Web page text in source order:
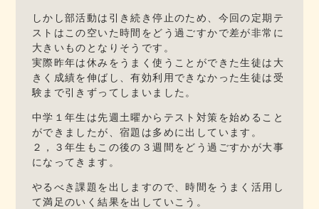
しかし部活動は引き続き停止のため、今回の定期テ
ストはこの空いた時間をどう過ごすかで差が非常に
大きいものとなりそうです。
実際昨年は休みをうまく使うことができた生徒は大
きく成績を伸ばし、有効利用できなかった生徒は受
験まで引きずってしまいました。
中学１年生は先週土曜からテスト対策を始めること
ができましたが、宿題は多めに出しています。
２，３年生もこの後の３週間をどう過ごすかが大事
になってきます。
やるべき課題を出しますので、時間をうまく活用し
て満足のいく結果を出していこう。